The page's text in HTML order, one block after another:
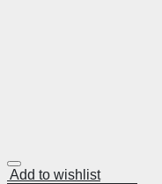
Add to wishlist